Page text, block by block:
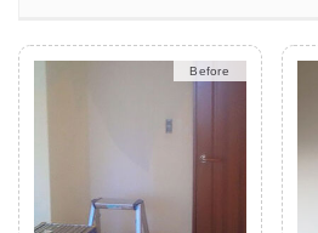
After